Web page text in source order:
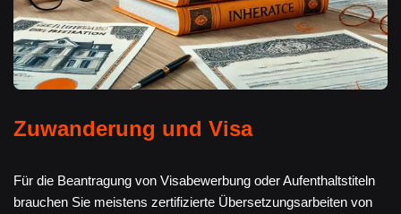
Zuwanderung und Visa
Für die Beantragung von Visabewerbung oder Aufenthaltstiteln
brauchen Sie meistens zertifizierte Übersetzungsarbeiten von